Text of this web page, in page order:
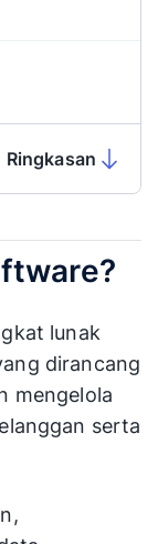
Ringkasan
lunak
dirancang
mengelola
serta